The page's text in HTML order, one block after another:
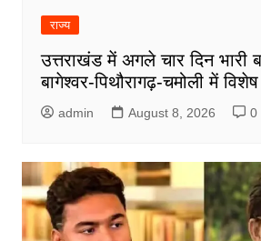
राज्य
उत्तराखंड में अगले चार दिन भारी
बागेश्वर-पिथौरागढ़-चमोली में
admin August 8, 2026 0